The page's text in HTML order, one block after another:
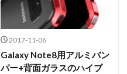
2017-11-06
Galaxy Note8用アルミバン
パー+背面ガラスのハイブ